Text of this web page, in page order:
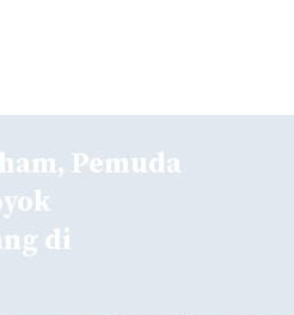
Pemuda
di